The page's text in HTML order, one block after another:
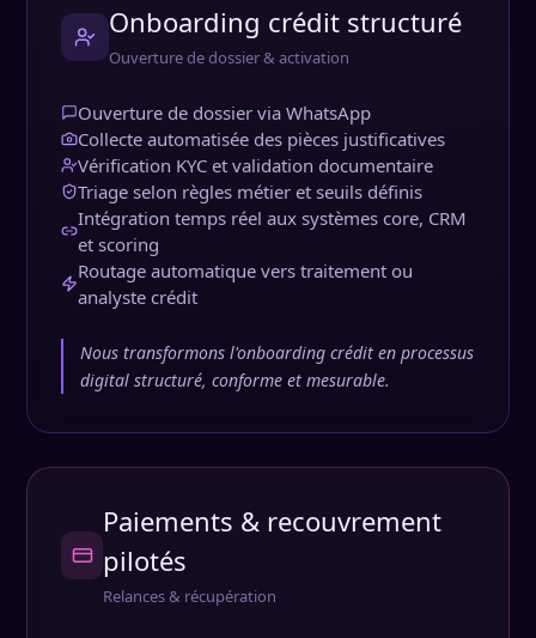
Onboarding crédit structuré
Ouverture de dossier & activation
Ouverture de dossier via WhatsApp
Collecte automatisée des pièces justificatives
Vérification KYC et validation documentaire
Triage selon règles métier et seuils définis
Intégration temps réel aux systèmes core, CRM
et scoring
Routage automatique vers traitement ou
analyste crédit
Nous transformons l'onboarding crédit en processus
digital structuré, conforme et mesurable.
Paiements & recouvrement
pilotés
Relances & récupération